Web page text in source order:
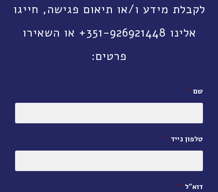
לקבלת מידע ו/או תיאום פגישה, חייגו
אלינו 351-926921448+ או השאירו
פרטים:
שם *
טלפון נייד *
דוא״ל *